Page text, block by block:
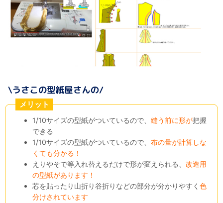
メリット
1/10サイズの型紙がついているので、縫う前に形が把握
できる
1/10サイズの型紙がついているので、布の量が計算しな
くても分かる！
えりやそで等入れ替えるだけで形が変えられる、改造用
の型紙があります！
芯を貼ったり山折り谷折りなどの部分が分かりやすく色
分けされています